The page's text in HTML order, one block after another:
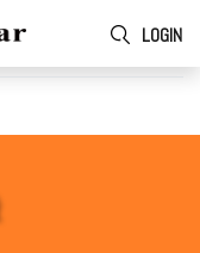
LOGIN